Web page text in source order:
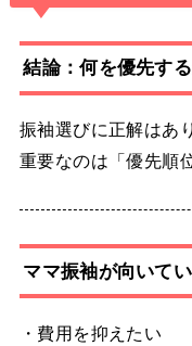
結論：何を優先す
振袖選びに正解はあ
重要なのは「優先順
ママ振袖が向いて
・費用を抑えたい